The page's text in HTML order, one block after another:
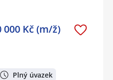
000 Kč (m/ž)
Plný úvazek